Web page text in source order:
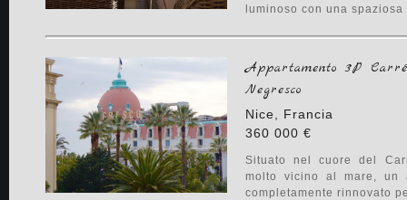
luminoso con una
Appartamento 3P
Negresco
Nice, Francia
360 000 €
Situato nel cuore del
molto vicino al mare, un
completamente rinnovato